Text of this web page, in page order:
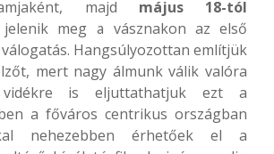
majd május 18-tól
jelenik meg a vásznakon az első
Hangsúlyozottan említjük
mert nagy álmunk válik valóra
is eljuttathatjuk ezt a
a főváros centrikus országban
nehezebben érhetőek el a